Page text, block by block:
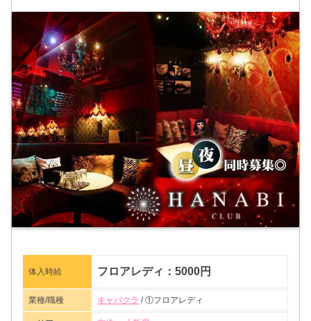
体入時給 フロアレディ：5000円
業種/職種 キャバクラ / ①フロアレディ